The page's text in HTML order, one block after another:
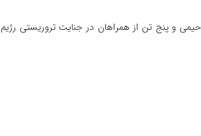
و پنج تن از همراهان در جنایت تروریستی رژیم